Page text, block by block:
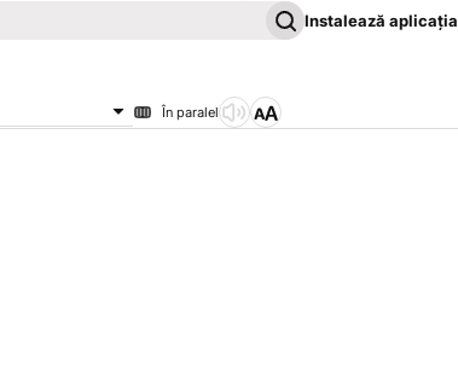
Instalează aplicația
În paralel